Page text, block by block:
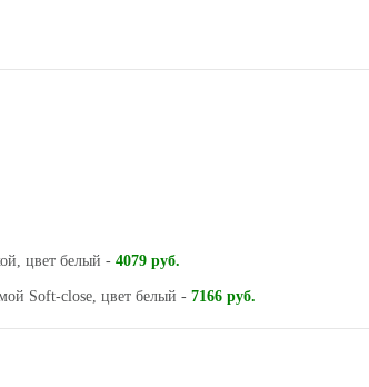
цвет белый - 4079 руб.
Soft-close, цвет белый - 7166 руб.